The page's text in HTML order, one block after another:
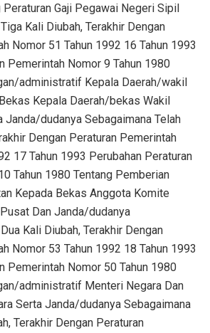
Peraturan Gaji Pegawai Negeri Sipil
Kali Diubah, Terakhir Dengan
Nomor 51 Tahun 1992 16 Tahun 1993
Pemerintah Nomor 9 Tahun 1980
administratif Kepala Daerah/wakil
Kepala Daerah/bekas Wakil
Janda/dudanya Sebagaimana Telah
Dengan Peraturan Pemerintah
17 Tahun 1993 Perubahan Peraturan
Tahun 1980 Tentang Pemberian
Kepada Bekas Anggota Komite
Dan Janda/dudanya
Kali Diubah, Terakhir Dengan
Nomor 53 Tahun 1992 18 Tahun 1993
Pemerintah Nomor 50 Tahun 1980
administratif Menteri Negara Dan
Serta Janda/dudanya Sebagaimana
Terakhir Dengan Peraturan